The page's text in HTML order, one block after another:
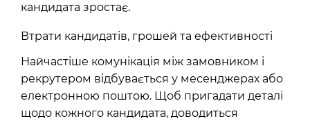
кандидата зростає.
Втрати кандидатів, грошей та ефективності
Найчастіше комунікація між замовником і
рекрутером відбувається у месенджерах або
електронною поштою. Щоб пригадати деталі
щодо кожного кандидата, доводиться